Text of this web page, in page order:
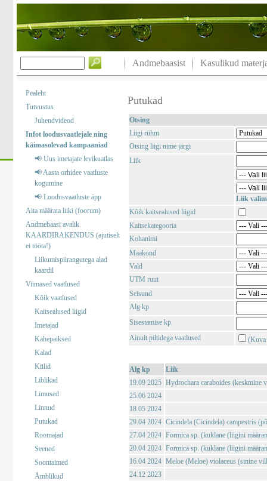
Andmebaasist Kasulikud
Pealeht
Tutvustus
Juhendvideod
Infot loodusvaatlejale ning
käimasolevad kampaaniad
📢 Uus imetajate levikuatlas
📢 Aasta orhidee vaatluste
kogumine
📢 Loodusvaatluste äpp
Aita määrata liiki (foorum)
Andmebaasi avalik
KAARDIRAKENDUS (ajutiselt
ei tööta!)
Liikumispiirangutega alad
kaardil
Viimased vaatlused
Kõik vaatlused
Kaitsealused liigid
Imetajad
Kahepaiksed
Kalad
Kiilid
Liblikad
Limused
Linnud
Putukad
Roomajad
Seened
Soontaimed
Ämblikud
Putukad
Otsing
Liigi rühm
Otsing liigi nime järgi
Liik
Liik
Kõik kaitsealused liigid
Kaitsekategooria
Kohanimi
Maakond
Vald
UTM ruut
Seisund
Alg kp
Sisestamise kp
Ainult piltidega vaatlused
(Kuva
Alg kp
Liik
19.09 2025 Hydrochara caraboides (keskmine
25.06 2024
18.05 2024
29.04 2024 Cicindela (Cicindela) campestris
27.04 2024 Formica sp. (kuklane (liigini
20.04 2024 Formica sp. (kuklane (liigini
16.04 2024 Meloe (Meloe) violaceus (sinine
24.12 2023